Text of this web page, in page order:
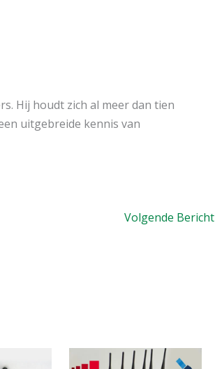
Hij houdt zich al meer dan tien
uitgebreide kennis van
Volgende Bericht